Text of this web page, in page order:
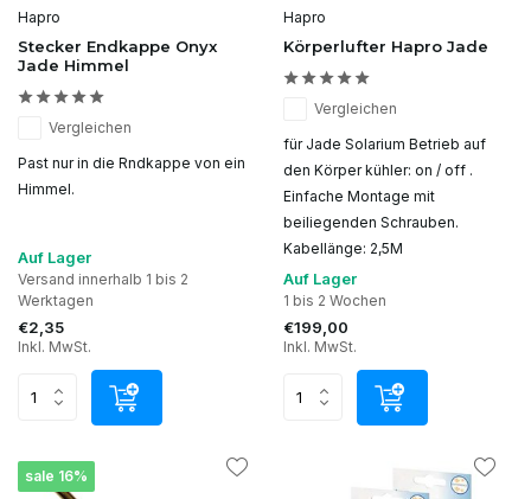
Hapro
Stecker Endkappe Onyx
Jade Himmel
Vergleichen
Past nur in die Rndkappe von ein
Himmel.
Auf Lager
Versand innerhalb 1 bis 2
Werktagen
€2,35
Inkl. MwSt.
Hapro
Körperlufter Hapro Jade
Vergleichen
für Jade Solarium Betrieb auf
den Körper kühler: on / off .
Einfache Montage mit
beiliegenden Schrauben.
Kabellänge: 2,5M
Auf Lager
1 bis 2 Wochen
€199,00
Inkl. MwSt.
sale 16%